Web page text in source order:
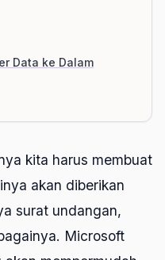
Data ke Dalam
kita harus membuat
akan diberikan
surat undangan,
Microsoft